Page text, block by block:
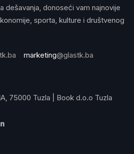
dešavanja, donoseći vam najnovije
sporta, kulture i društvenog
marketing@glastk.ba
75000 Tuzla | Book d.o.o Tuzla